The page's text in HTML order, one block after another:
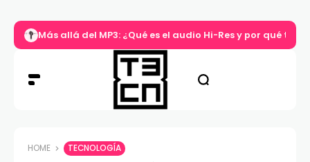
Más allá del MP3: ¿Qué es el audio Hi-Res y por qué tu
HOME TECNOLOGÍA